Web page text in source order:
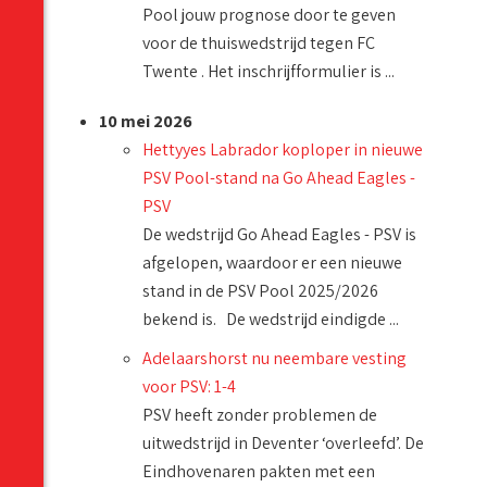
Pool jouw prognose door te geven
voor de thuiswedstrijd tegen FC
Twente . Het inschrijfformulier is ...
10 mei 2026
Hettyyes Labrador koploper in nieuwe
PSV Pool-stand na Go Ahead Eagles -
PSV
De wedstrijd Go Ahead Eagles - PSV is
afgelopen, waardoor er een nieuwe
stand in de PSV Pool 2025/2026
bekend is. De wedstrijd eindigde ...
Adelaarshorst nu neembare vesting
voor PSV: 1-4
PSV heeft zonder problemen de
uitwedstrijd in Deventer ‘overleefd’. De
Eindhovenaren pakten met een